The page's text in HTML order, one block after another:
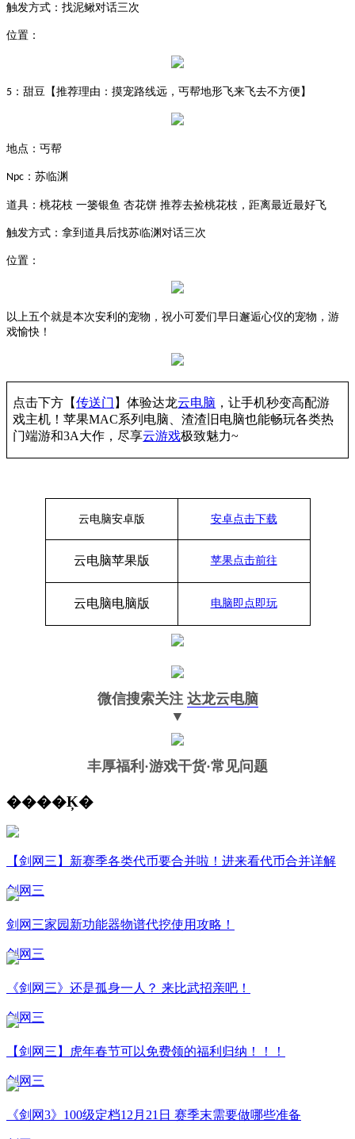
触发方式：找泥鳅对话三次
位置：
5 ：甜豆【推荐理由：摸宠路线远，丐帮地形飞来飞去不方便】
地点：丐帮
Npc ：苏临渊
道具：桃花枝 一篓银鱼 杏花饼 推荐去捡桃花枝，距离最近最好飞
触发方式：拿到道具后找苏临渊对话三次
位置：
以上五个就是本次安利的宠物，祝小可爱们早日邂逅心仪的宠物，游
戏愉快！
点击下方【传送门 】体验达龙云电脑 ，让手机秒变高配游
戏主机 ！苹果MAC系列电脑、渣渣旧电脑也能畅玩各类热
门端游和3A大作，尽享云游戏极致魅力~
云电脑安卓版 安卓点击下载
云电脑苹果版 苹果点击前往
云电脑电脑版 电脑即点即玩
微信搜索关注 达龙云电脑
▼
丰厚福利 ·游戏干货·常见问题
����Ķ�
【剑网三】新赛季各类代币要合并啦！进来看代币合并详解
剑网三
剑网三家园新功能器物谱代挖使用攻略！
剑网三
《剑网三》还是孤身一人？ 来比武招亲吧！
剑网三
【剑网三】虎年春节可以免费领的福利归纳！！！
剑网三
《剑网3》100级定档12月21日 赛季末需要做哪些准备